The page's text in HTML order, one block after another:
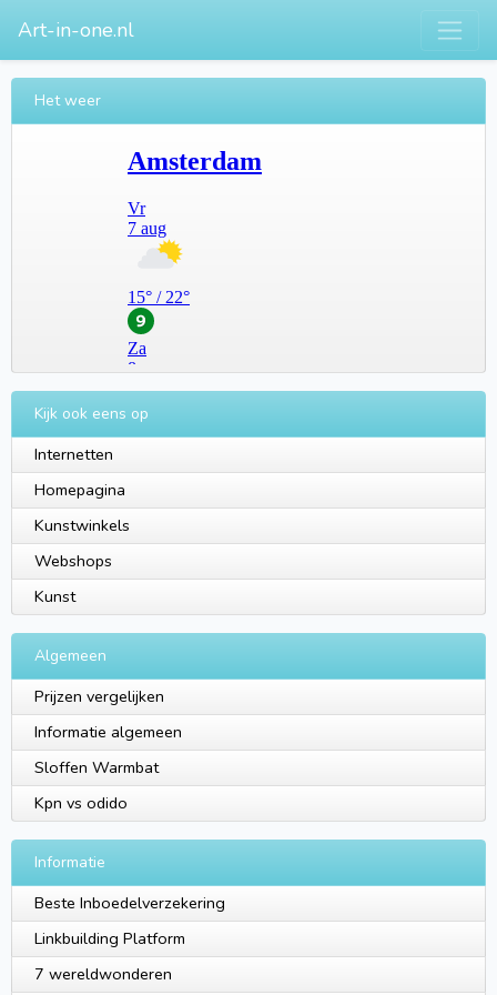
Art-in-one.nl
Het weer
Kijk ook eens op
Internetten
Homepagina
Kunstwinkels
Webshops
Kunst
Algemeen
Prijzen vergelijken
Informatie algemeen
Sloffen Warmbat
Kpn vs odido
Informatie
Beste Inboedelverzekering
Linkbuilding Platform
7 wereldwonderen